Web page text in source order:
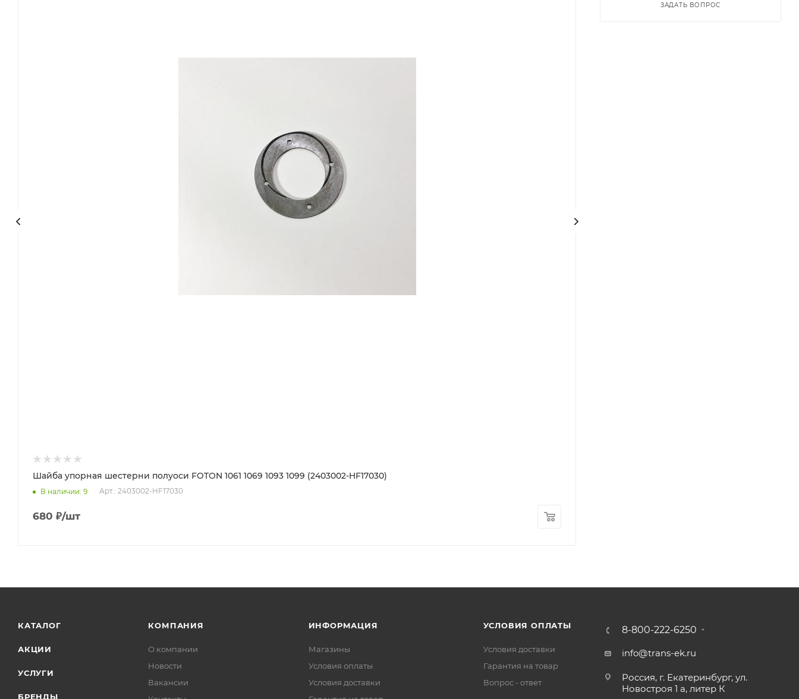
Шайба упорная шестерни полуоси FOTON 1061 1069 1093 1099 (2403002-HF17030)
В наличии: 9 Арт.: 2403002-HF17030
680 ₽/шт
ЗАДАТЬ ВОПРОС
КАТАЛОГ
АКЦИИ
УСЛУГИ
БРЕНДЫ
КОМПАНИЯ
О компании
Новости
Вакансии
ИНФОРМАЦИЯ
Магазины
Условия оплаты
Условия доставки
УСЛОВИЯ ОПЛАТЫ
Условия доставки
Гарантия на товар
Вопрос - ответ
8-800-222-6250
info@trans-ek.ru
Россия, г. Екатеринбург, ул.
Новостроя 1 а, литер К